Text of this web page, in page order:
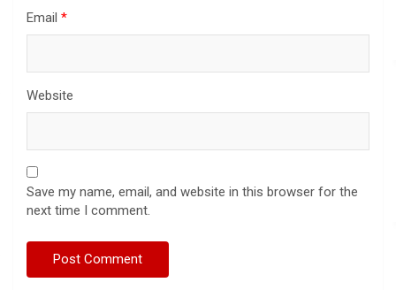
Email *
Website
Save my name, email, and website in this browser for the
next time I comment.